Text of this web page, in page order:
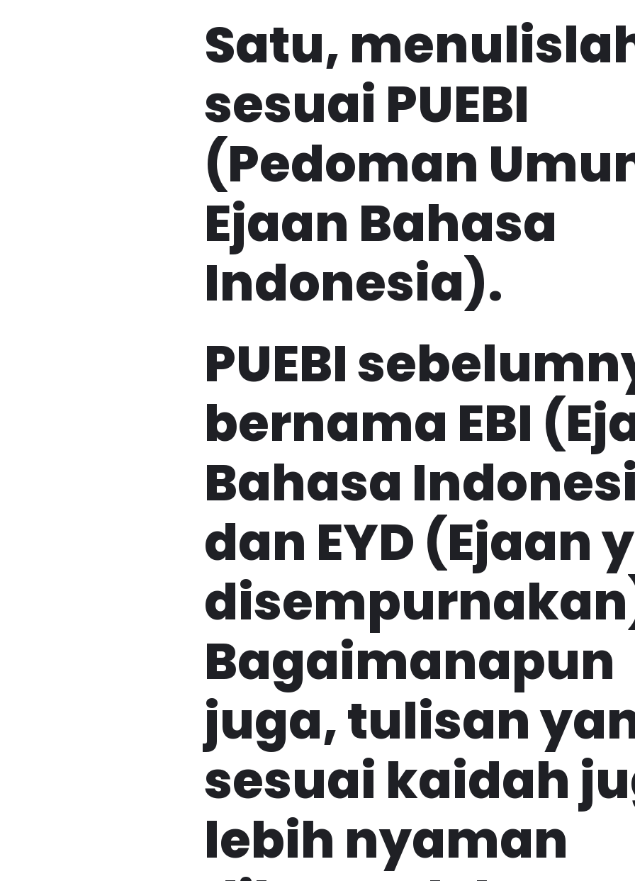
Satu,
sesuai PUEBI
(Pedoman
Ejaan Bahasa
Indonesia).
PUEBI
bernama EBI
Bahasa
dan EYD (Ejaan
Bagaimanapun
juga, tulisan
sesuai kaidah
lebih nyaman